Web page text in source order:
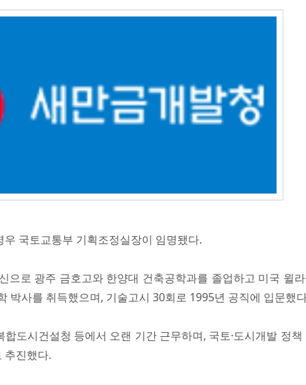
국토교통부 기획조정실장이 임명됐다.
으로 광주 금호고와 한양대 건축공학과를 졸업하고 미국 윌
박사를 취득했으며, 기술고시 30회로 1995년 공직에 입문했
도시건설청 등에서 오랜 기간 근무하며, 국토·도시개발 정책
추진했다.